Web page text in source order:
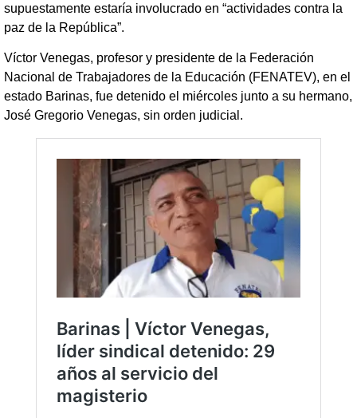
supuestamente estaría involucrado en “actividades contra la
paz de la República”.
Víctor Venegas, profesor y presidente de la Federación
Nacional de Trabajadores de la Educación (FENATEV), en el
estado Barinas, fue detenido el miércoles junto a su hermano,
José Gregorio Venegas, sin orden judicial.